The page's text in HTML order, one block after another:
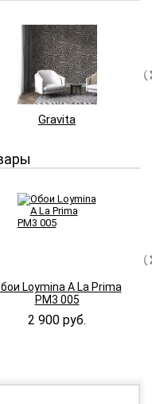
Gravita
Loymina A La Prima
PM3 005
2 900 руб.